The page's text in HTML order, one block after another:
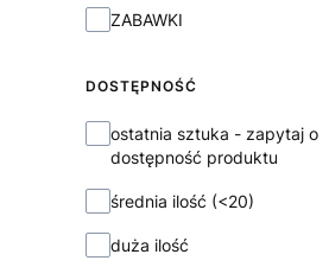
Kolekcja
ZABAWKI
DOSTĘPNOŚĆ
Dostępność
ostatnia sztuka - zapytaj o
dostępność produktu
średnia ilość (<20)
duża ilość